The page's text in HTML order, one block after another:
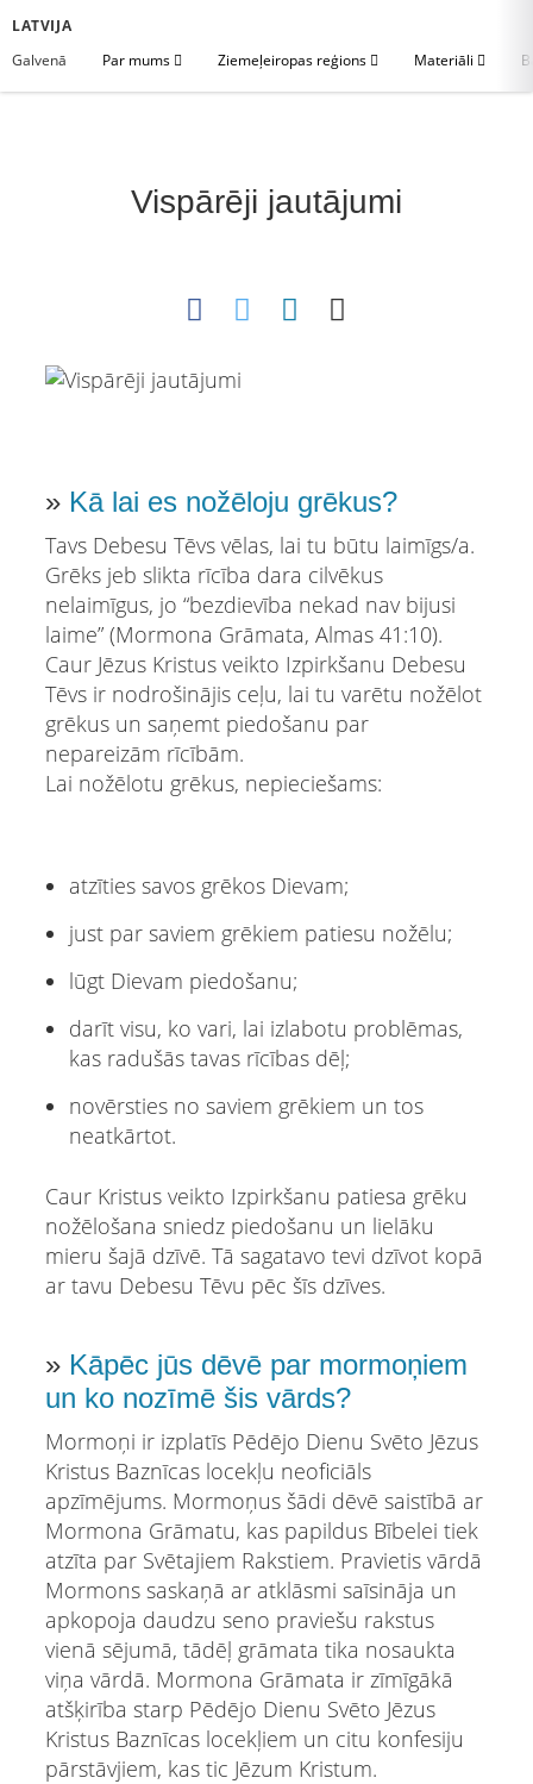
LATVIJA
Galvenā
Par mums Ziemeļeiropas reģions Materiāli
Vispārēji jautājumi
» Kā lai es nožēloju grēkus?
Tavs Debesu Tēvs vēlas, lai tu būtu laimīgs/a.
Grēks jeb slikta rīcība dara cilvēkus
nelaimīgus, jo “bezdievība nekad nav bijusi
laime” (Mormona Grāmata, Almas 41:10).
Caur Jēzus Kristus veikto Izpirkšanu Debesu
Tēvs ir nodrošinājis ceļu, lai tu varētu nožēlot
grēkus un saņemt piedošanu par
nepareizām rīcībām.
Lai nožēlotu grēkus, nepieciešams:
atzīties savos grēkos Dievam;
just par saviem grēkiem patiesu nožēlu;
lūgt Dievam piedošanu;
darīt visu, ko vari, lai izlabotu problēmas,
kas radušās tavas rīcības dēļ;
novērsties no saviem grēkiem un tos
neatkārtot.
Caur Kristus veikto Izpirkšanu patiesa grēku
nožēlošana sniedz piedošanu un lielāku
mieru šajā dzīvē. Tā sagatavo tevi dzīvot kopā
ar tavu Debesu Tēvu pēc šīs dzīves.
» Kāpēc jūs dēvē par mormoņiem
un ko nozīmē šis vārds?
Mormoņi ir izplatīs Pēdējo Dienu Svēto Jēzus
Kristus Baznīcas locekļu neoficiāls
apzīmējums. Mormoņus šādi dēvē saistībā ar
Mormona Grāmatu, kas papildus Bībelei tiek
atzīta par Svētajiem Rakstiem. Pravietis vārdā
Mormons saskaņā ar atklāsmi saīsināja un
apkopoja daudzu seno praviešu rakstus
vienā sējumā, tādēļ grāmata tika nosaukta
viņa vārdā. Mormona Grāmata ir zīmīgākā
atšķirība starp Pēdējo Dienu Svēto Jēzus
Kristus Baznīcas locekļiem un citu konfesiju
pārstāvjiem, kas tic Jēzum Kristum.